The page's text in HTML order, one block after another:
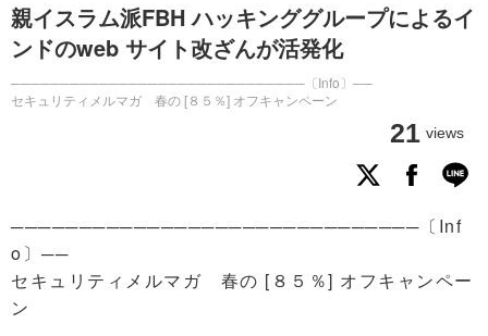
親イスラム派FBH ハッキンググループによるイ
ンドのweb サイト改ざんが活発化
──────────────────────────────〔Info〕──
セキュリティメルマガ 春の [８５％] オフキャンペーン
21 views
──────────────────────────────〔Inf
o〕──
セキュリティメルマガ 春の [８５％] オフキャンペー
ン